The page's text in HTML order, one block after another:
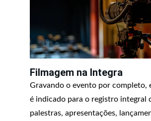
Filmagem na Integra
Gravando o evento por completo,
é indicado para o registro integral
palestras, apresentações,